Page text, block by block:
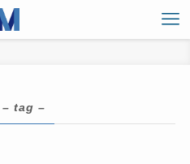
– tag –